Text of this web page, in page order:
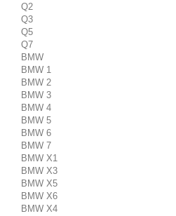
Q2
Q3
Q5
Q7
BMW
BMW 1
BMW 2
BMW 3
BMW 4
BMW 5
BMW 6
BMW 7
BMW X1
BMW X3
BMW X5
BMW X6
BMW X4